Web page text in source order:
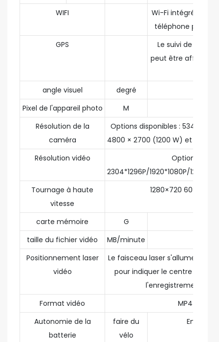
WIFI
Wi-Fi intégré pour
téléphone
GPS
Le suivi de la
peut être affiché
angle visuel
degré
Pixel de l'appareil photo
M
Résolution de la
caméra
Options disponibles : 5344 ×
4800 × 2700 (1200 W) et 2688 ×
Résolution vidéo
Options
2304*1296P/1920*1080P/
Tournage à haute
vitesse
1280×720 60
carte mémoire G
taille du fichier vidéo
MB/minute
Positionnement laser
vidéo
Le faisceau laser s'allume
pour indiquer le centre de la
l'enregistrement
Format vidéo
MP4
Autonomie de la
batterie
faire du
vélo
Environ